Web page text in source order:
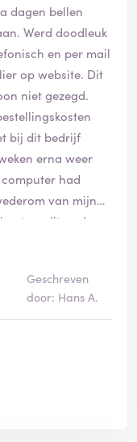
dagen bellen
Werd doodleuk
en per mail
op website. Dit
niet gezegd.
bij dit bedrijf
erna weer
had
van mijn
creditcard
opgestart via de
dit bedrijf
hij toch
Hoe
Geschreven
door: Hans A.